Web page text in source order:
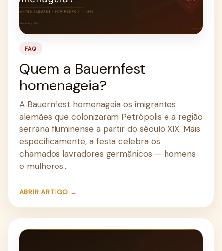
FAQ
Quem a Bauernfest
homenageia?
A Bauernfest homenageia os imigrantes
alemães que colonizaram Petrópolis e a região
serrana fluminense a partir do século XIX. Mais
especificamente, a festa celebra os
chamados lavradores germânicos — homens
e mulheres…
ABRIR ARTIGO →